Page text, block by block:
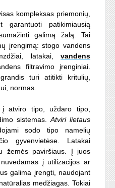
kompleksas priemonių,
patikimiausią
galimą žalą. Tai
įrengimą: stogo vandens
latakai,vandens
filtravimo įrenginiai.
turi atitikti kritulių,
normas.
į atviro tipo, uždaro tipo,
sistemas.Atviri lietaus
sodo tipo namelių
gyvenvietėse. Latakai
žemės paviršiaus. Į juos
į utilizacijos ar
galima įrengti, naudojant
medžiagas. Tokiai